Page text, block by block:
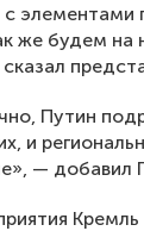
элементами
же будем на
Путин
и
— добавил